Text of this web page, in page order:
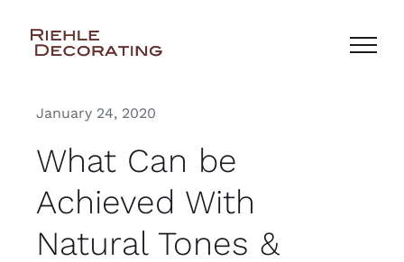
content
January 24, 2020
What Can be
Achieved With
Natural Tones &